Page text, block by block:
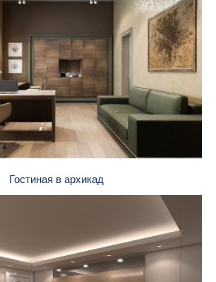
Гостиная в архикад